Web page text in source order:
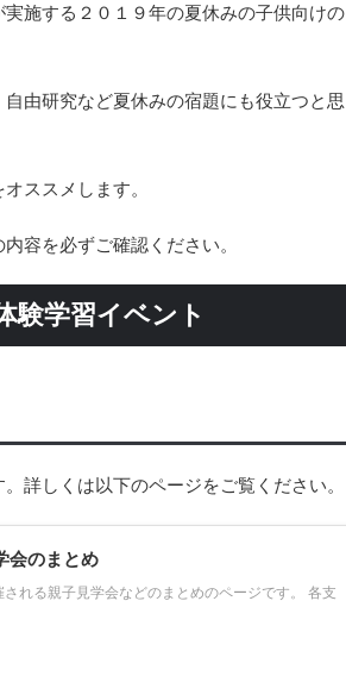
施する２０１９年の夏休みの子供向けの
由研究など夏休みの宿題にも役立つと思
ススメします。
容を必ずご確認ください。
験学習イベント
詳しくは以下のページをご覧ください。
会のまとめ
れる親子見学会などのまとめのページです。 各支